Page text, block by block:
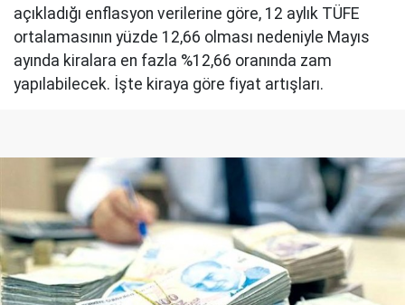
açıkladığı enflasyon verilerine göre, 12 aylık TÜFE
ortalamasının yüzde 12,66 olması nedeniyle Mayıs
ayında kiralara en fazla %12,66 oranında zam
yapılabilecek. İşte kiraya göre fiyat artışları.